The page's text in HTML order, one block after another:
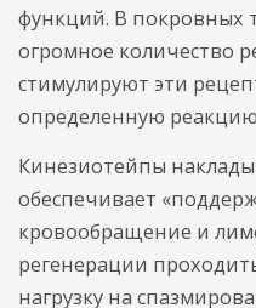
функций. В покровных
огромное количество
стимулируют эти
определенную
Кинезиотейпы
обеспечивает
кровообращение и
регенерации
нагрузку на